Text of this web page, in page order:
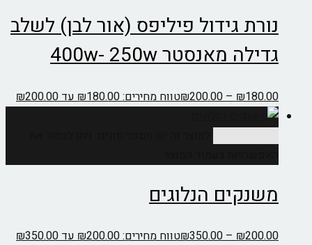
נורת גידול פיליפס (אור לבן) לשלב
גדילה מאנסטר 400w- 250w
₪180.00
–
₪200.00 טווח מחירים: ⁦₪180.00⁩ עד ⁦₪200.00⁩
משנקים הנלוגים
₪200.00
–
₪350.00 טווח מחירים: ⁦₪200.00⁩ עד ⁦₪350.00⁩